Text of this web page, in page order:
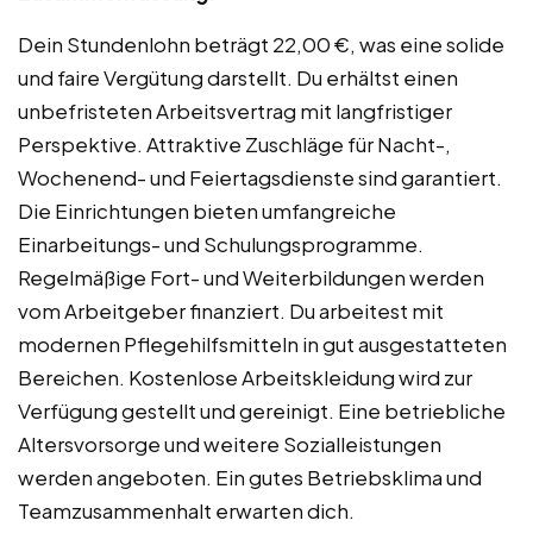
Dein Stundenlohn beträgt 22,00 €, was eine solide
und faire Vergütung darstellt. Du erhältst einen
unbefristeten Arbeitsvertrag mit langfristiger
Perspektive. Attraktive Zuschläge für Nacht-,
Wochenend- und Feiertagsdienste sind garantiert.
Die Einrichtungen bieten umfangreiche
Einarbeitungs- und Schulungsprogramme.
Regelmäßige Fort- und Weiterbildungen werden
vom Arbeitgeber finanziert. Du arbeitest mit
modernen Pflegehilfsmitteln in gut ausgestatteten
Bereichen. Kostenlose Arbeitskleidung wird zur
Verfügung gestellt und gereinigt. Eine betriebliche
Altersvorsorge und weitere Sozialleistungen
werden angeboten. Ein gutes Betriebsklima und
Teamzusammenhalt erwarten dich.